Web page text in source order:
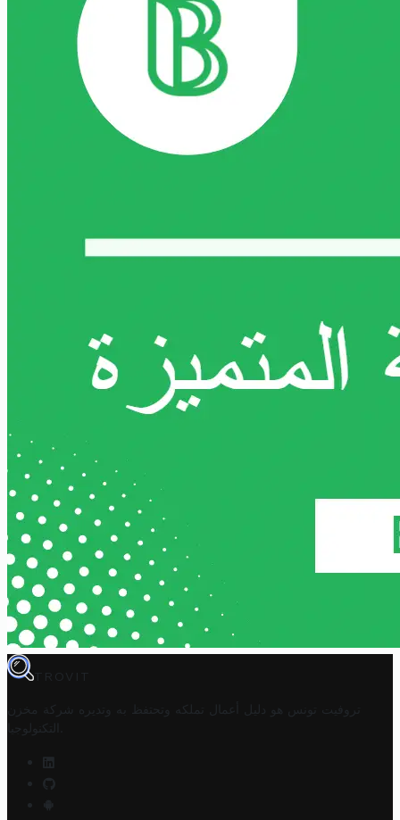
TROVIT
تروفيت تونس هو دليل أعمال تملكه وتحتفظ به وتديره
شركة مخزن
التكنولوجيا